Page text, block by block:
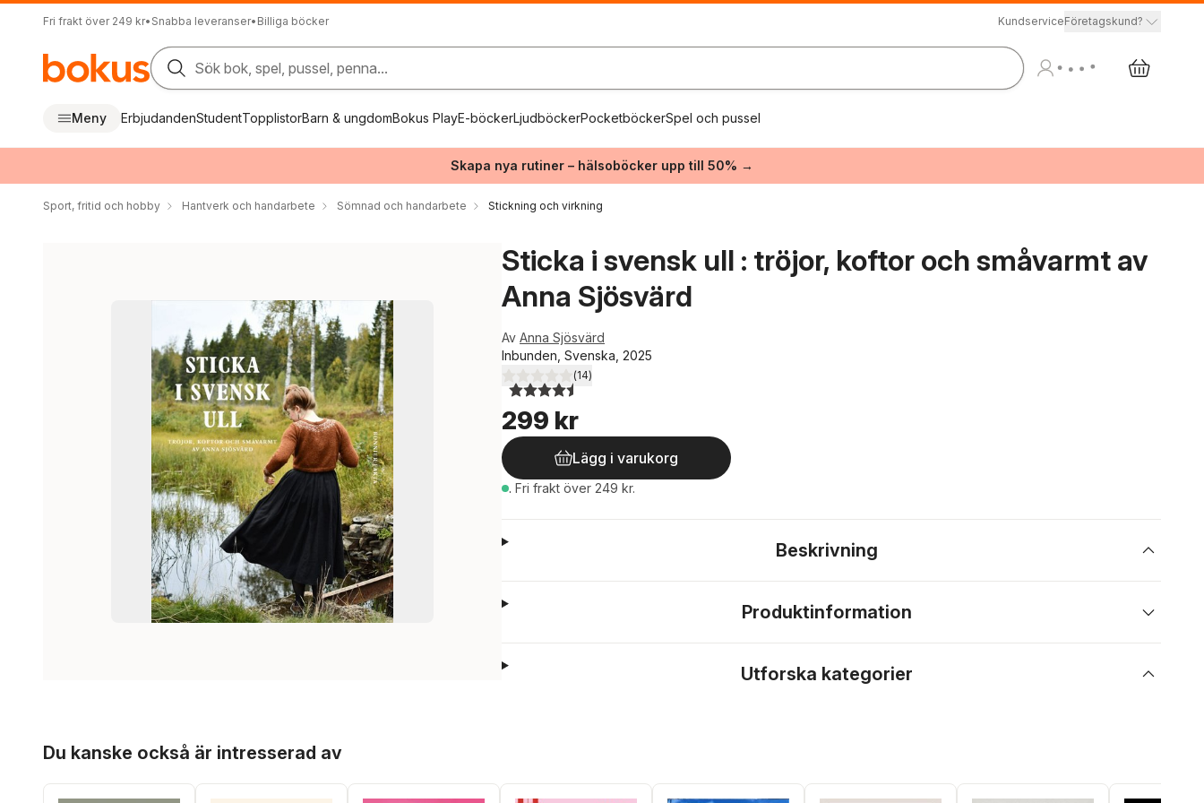
Fri frakt över 249 kr• Snabba leveranser• Billiga böcker KundserviceFöretagskund?
Sök bok, spel, pussel, penna...
Meny ErbjudandenStudentTopplistorBarn & ungdomBokus PlayE-böckerLjudböckerPocketböckerSpel och pussel
Skapa nya rutiner – hälsoböcker upp till 50% →
Sport, fritid och hobby Hantverk och handarbete Sömnad och handarbete Stickning och virkning
Sticka i svensk ull : tröjor, koftor och småvarmt av
Anna Sjösvärd
Av Anna Sjösvärd
Inbunden, Svenska, 2025
4,5utav 5 stjärnor. Totalt antal röster:
(14)
299 kr
Lägg i varukorg
. Fri frakt över 249 kr.
Beskrivning
Produktinformation
Utforska kategorier
Du kanske också är intresserad av